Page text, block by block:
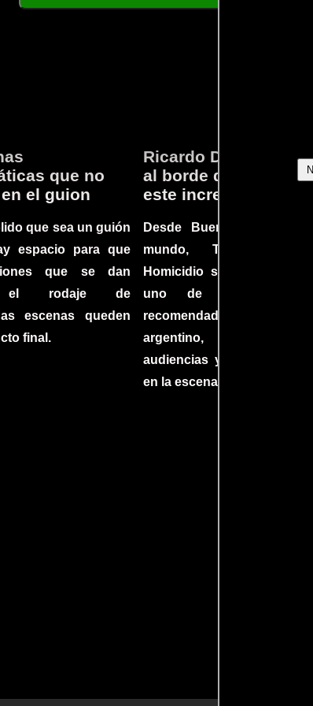
que no
el guion
que sea un guión
espacio para que
que se dan
el rodaje de
escenas queden
final.
Ricardo Darín te
al borde del asiento
este increíble thriller
Desde Buenos Aires
mundo, Tesis sobre
Homicidio se ha
uno de los filmes
recomendados del
argentino,
audiencias y dejando su
en la escena internacional.